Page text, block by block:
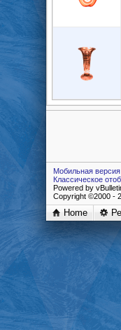
Мобильная версия
Классическое
Powered by
Copyright ©2000 -
Home